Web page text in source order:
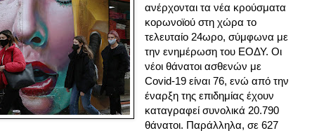
ανέρχονται τα νέα κρούσματα
κορωνοϊού στη χώρα το
τελευταίο 24ωρο, σύμφωνα με
την ενημέρωση του ΕΟΔΥ. Οι
νέοι θάνατοι ασθενών με
Covid-19 είναι 76, ενώ από την
έναρξη της επιδημίας έχουν
καταγραφεί συνολικά 20.790
θάνατοι. Παράλληλα, σε 627